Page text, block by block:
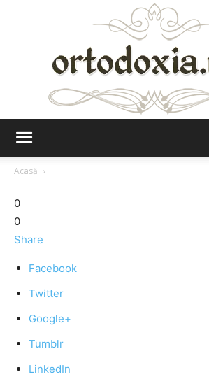
Acasă
0
0
Share
Facebook
Twitter
Google+
Tumblr
LinkedIn